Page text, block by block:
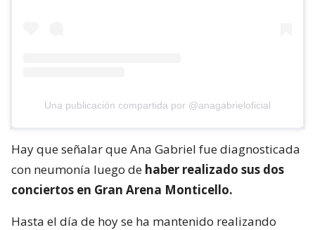
Una publicación compartida por @anagabrieloficial
Hay que señalar que Ana Gabriel fue diagnosticada
con neumonía luego de haber realizado sus dos
conciertos en Gran Arena Monticello.
Hasta el día de hoy se ha mantenido realizando